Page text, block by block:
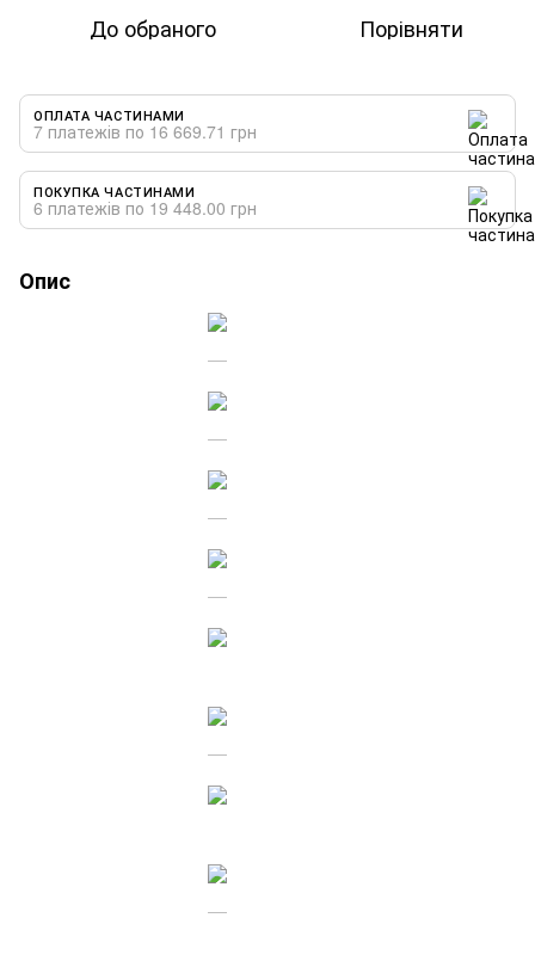
До обраного Порівняти
ОПЛАТА ЧАСТИНАМИ
7 платежів по 16 669.71 грн
ПОКУПКА ЧАСТИНАМИ
6 платежів по 19 448.00 грн
Опис